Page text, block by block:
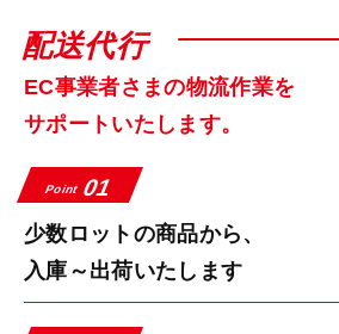
配送代行
EC事業者さまの物流作業を
サポートいたします。
Point 01
少数ロットの商品から、
入庫～出荷いたします